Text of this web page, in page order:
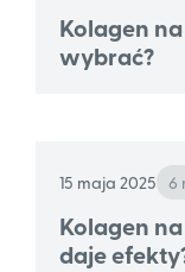
Kolagen
wybrać?
15 maja 2025 6
Kolagen
daje